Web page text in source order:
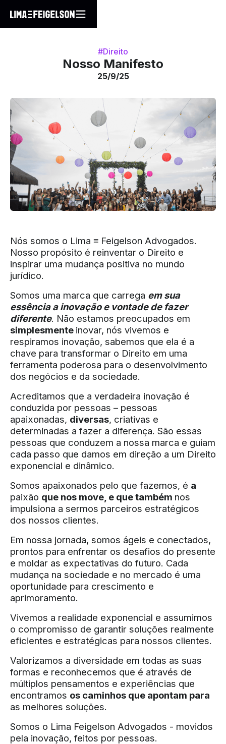
#Direito
Nosso Manifesto
25/9/25
Nós somos o Lima ≡ Feigelson Advogados.
Nosso propósito é reinventar o Direito e
inspirar uma mudança positiva no mundo
jurídico.
Somos uma marca que carrega em sua
essência a inovação e vontade de fazer
diferente. Não estamos preocupados em
simplesmente inovar, nós vivemos e
respiramos inovação, sabemos que ela é a
chave para transformar o Direito em uma
ferramenta poderosa para o desenvolvimento
dos negócios e da sociedade.
Acreditamos que a verdadeira inovação é
conduzida por pessoas – pessoas
apaixonadas, diversas, criativas e
determinadas a fazer a diferença. São essas
pessoas que conduzem a nossa marca e guiam
cada passo que damos em direção a um Direito
exponencial e dinâmico.
Somos apaixonados pelo que fazemos, é a
paixão que nos move, e que também nos
impulsiona a sermos parceiros estratégicos
dos nossos clientes.
Em nossa jornada, somos ágeis e conectados,
prontos para enfrentar os desafios do presente
e moldar as expectativas do futuro. Cada
mudança na sociedade e no mercado é uma
oportunidade para crescimento e
aprimoramento.
Vivemos a realidade exponencial e assumimos
o compromisso de garantir soluções realmente
eficientes e estratégicas para nossos clientes.
Valorizamos a diversidade em todas as suas
formas e reconhecemos que é através de
múltiplos pensamentos e experiências que
encontramos os caminhos que apontam para
as melhores soluções.
Somos o Lima Feigelson Advogados - movidos
pela inovação, feitos por pessoas.